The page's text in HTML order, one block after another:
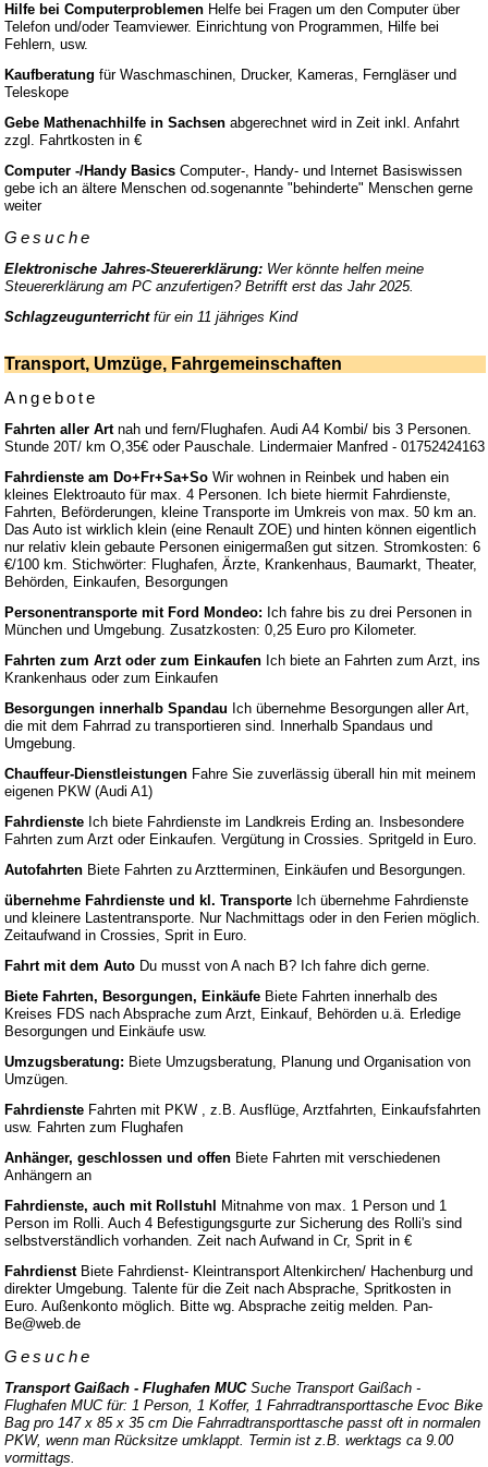
Hilfe bei Computerproblemen Helfe bei Fragen um den Computer über
Telefon und/oder Teamviewer. Einrichtung von Programmen, Hilfe bei
Fehlern, usw.
Kaufberatung für Waschmaschinen, Drucker, Kameras, Ferngläser und
Teleskope
Gebe Mathenachhilfe in Sachsen abgerechnet wird in Zeit inkl. Anfahrt
zzgl. Fahrtkosten in €
Computer -/Handy Basics Computer-, Handy- und Internet Basiswissen
gebe ich an ältere Menschen od.sogenannte "behinderte" Menschen gerne
weiter
Gesuche
Elektronische Jahres-Steuererklärung: Wer könnte helfen meine
Steuererklärung am PC anzufertigen? Betrifft erst das Jahr 2025.
Schlagzeugunterrichtfür ein 11 jähriges Kind
Transport, Umzüge, Fahrgemeinschaften
Angebote
Fahrten aller Artnah und fern/Flughafen. Audi A4 Kombi/ bis 3 Personen.
Stunde 20T/ km O,35€ oder Pauschale. Lindermaier Manfred - 01752424163
Fahrdienste am Do+Fr+Sa+So Wir wohnen in Reinbek und haben ein
kleines Elektroauto für max. 4 Personen. Ich biete hiermit Fahrdienste,
Fahrten, Beförderungen, kleine Transporte im Umkreis von max. 50 km an.
Das Auto ist wirklich klein (eine Renault ZOE) und hinten können eigentlich
nur relativ klein gebaute Personen einigermaßen gut sitzen. Stromkosten: 6
€/100 km. Stichwörter: Flughafen, Ärzte, Krankenhaus, Baumarkt, Theater,
Behörden, Einkaufen, Besorgungen
Personentransporte mit Ford Mondeo: Ich fahre bis zu drei Personen in
München und Umgebung. Zusatzkosten: 0,25 Euro pro Kilometer.
Fahrten zum Arzt oder zum Einkaufen Ich biete an Fahrten zum Arzt, ins
Krankenhaus oder zum Einkaufen
Besorgungen innerhalb Spandau Ich übernehme Besorgungen aller Art,
die mit dem Fahrrad zu transportieren sind. Innerhalb Spandaus und
Umgebung.
Chauffeur-Dienstleistungen Fahre Sie zuverlässig überall hin mit meinem
eigenen PKW (Audi A1)
Fahrdienste Ich biete Fahrdienste im Landkreis Erding an. Insbesondere
Fahrten zum Arzt oder Einkaufen. Vergütung in Crossies. Spritgeld in Euro.
Autofahrten Biete Fahrten zu Arztterminen, Einkäufen und Besorgungen.
übernehme Fahrdienste und kl. Transporte Ich übernehme Fahrdienste
und kleinere Lastentransporte. Nur Nachmittags oder in den Ferien möglich.
Zeitaufwand in Crossies, Sprit in Euro.
Fahrt mit dem Auto Du musst von A nach B? Ich fahre dich gerne.
Biete Fahrten, Besorgungen, Einkäufe Biete Fahrten innerhalb des
Kreises FDS nach Absprache zum Arzt, Einkauf, Behörden u.ä. Erledige
Besorgungen und Einkäufe usw.
Umzugsberatung: Biete Umzugsberatung, Planung und Organisation von
Umzügen.
Fahrdienste Fahrten mit PKW , z.B. Ausflüge, Arztfahrten, Einkaufsfahrten
usw. Fahrten zum Flughafen
Anhänger, geschlossen und offen Biete Fahrten mit verschiedenen
Anhängern an
Fahrdienste, auch mit Rollstuhl
Mitnahme von max. 1 Person und 1
Person im Rolli. Auch 4 Befestigungsgurte zur Sicherung des Rolli's sind
selbstverständlich vorhanden. Zeit nach Aufwand in Cr, Sprit in €
FahrdienstBiete Fahrdienst- Kleintransport Altenkirchen/ Hachenburg und
direkter Umgebung. Talente für die Zeit nach Absprache, Spritkosten in
Euro. Außenkonto möglich. Bitte wg. Absprache zeitig melden. Pan-
Be@web.de
Gesuche
Transport Gaißach - Flughafen MUCSuche Transport Gaißach -
Flughafen MUC für: 1 Person, 1 Koffer, 1 Fahrradtransporttasche Evoc Bike
Bag pro 147 x 85 x 35 cm Die Fahrradtransporttasche passt oft in normalen
PKW, wenn man Rücksitze umklappt. Termin ist z.B. werktags ca 9.00
vormittags.